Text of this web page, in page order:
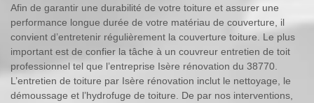
Afin de garantir une durabilité de votre toiture et assurer une
performance longue durée de votre matériau de couverture, il
convient d’entretenir régulièrement la couverture toiture. Le plus
important est de confier la tâche à un couvreur entretien de toit
professionnel tel que l’entreprise Isère rénovation du 38770.
L’entretien de toiture par Isère rénovation inclut le nettoyage, le
démoussage et l’hydrofuge de toiture. De par nos interventions,